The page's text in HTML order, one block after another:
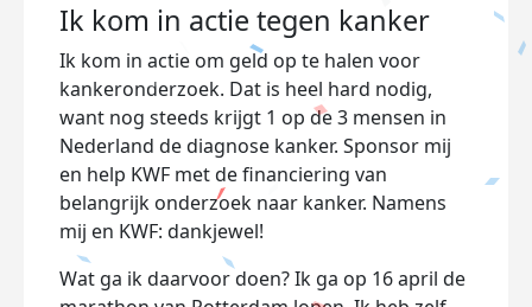
Ik kom in actie tegen kanker
Ik kom in actie om geld op te halen voor
kankeronderzoek. Dat is heel hard nodig,
want nog steeds krijgt 1 op de 3 mensen in
Nederland de diagnose kanker. Sponsor mij
en help KWF met de financiering van
belangrijk onderzoek naar kanker. Namens
mij en KWF: dankjewel!
Wat ga ik daarvoor doen? Ik ga op 16 april de